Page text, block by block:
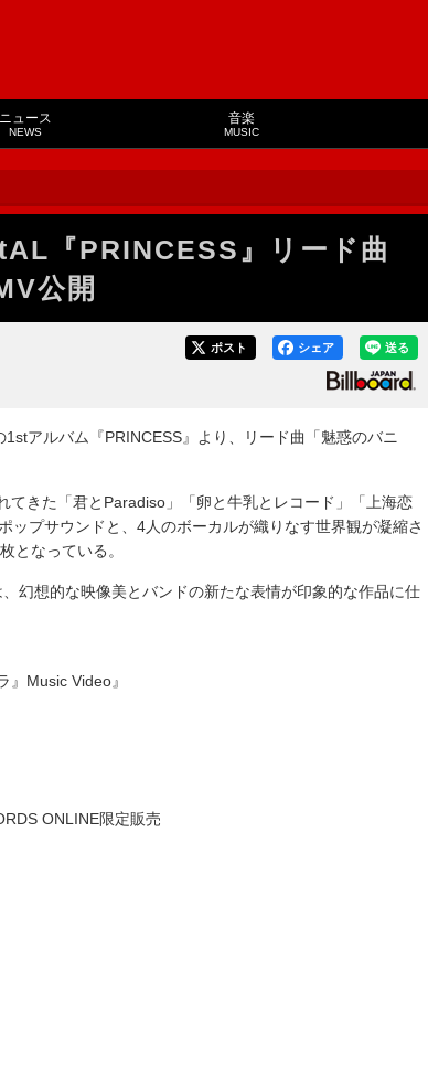
ニュース
NEWS
音楽
MUSIC
『PRINCESS』リード曲
公開
送る
シェア
ポスト
アルバム『PRINCESS』より、リード曲「魅惑のバニ
きた「君とParadiso」「卵と牛乳とレコード」「上海恋
ップサウンドと、4人のボーカルが織りなす世界観が凝縮さ
となっている。
幻想的な映像美とバンドの新たな表情が印象的な作品に仕
』Music Video』
ONLINE限定販売